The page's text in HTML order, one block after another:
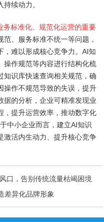
续动力。
务标准化、规范化运营的重要
、服务标准不统一等问题，
，难以形成核心竞争力。AI知
操作规范等内容进行结构化梳
知识库快速查询相关规范，确
操作不规范导致的失误，提升
据的分析，企业可精准发现业
，提升运营效率，推动数字化
中小企业而言，建立AI知识
激活内生动力、提升核心竞争
口，告别传统流量枯竭困境
差异化品牌形象